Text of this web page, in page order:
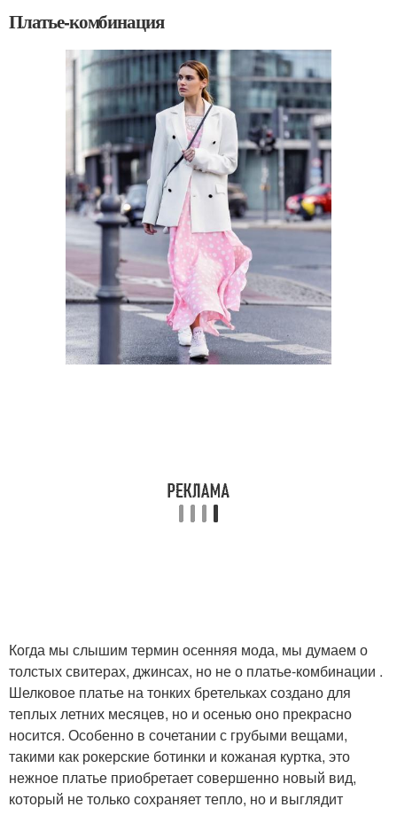
Платье-комбинация
Когда мы слышим термин осенняя мода, мы думаем о
толстых свитерах, джинсах, но не о платье-комбинации .
Шелковое платье на тонких бретельках создано для
теплых летних месяцев, но и осенью оно прекрасно
носится. Особенно в сочетании с грубыми вещами,
такими как рокерские ботинки и кожаная куртка, это
нежное платье приобретает совершенно новый вид,
который не только сохраняет тепло, но и выглядит